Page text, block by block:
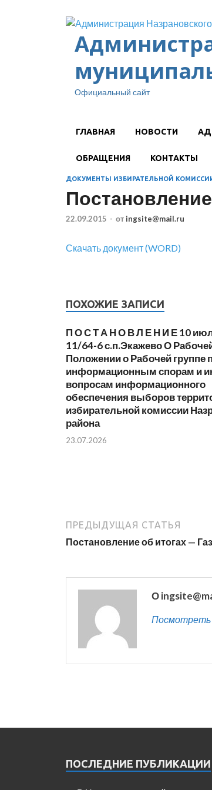
Официальный сайт
ГЛАВНАЯ НОВОСТИ
ОБРАЩЕНИЯ КОНТАКТЫ
ДОКУМЕНТЫ ИЗБИРАТЕЛЬНОЙ
22.09.2015 - от ingsite@mail.ru
Скачать документ (WORD)
ПОХОЖИЕ ЗАПИСИ
П О С Т А Н О В Л Е Н И Е 10
11/64-6 с.п.Экажево О
Положении о Рабочей группе
информационным спорам и
вопросам информационного
обеспечения выборов
избирательной комиссии
района
23.07.2026
ПРЕДЫДУЩАЯ СТАТЬЯ
Постановление об итогах —
О
Посмотреть
ПОСЛЕДНИЕ ПУБЛИКАЦИИ